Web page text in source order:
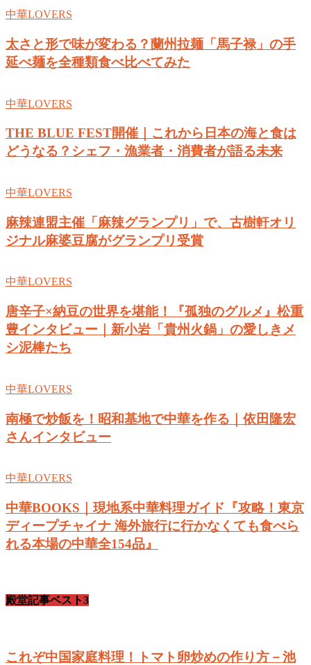
中華LOVERS
太さと形で味が変わる？蘭州拉麺「馬子禄」の手
延べ麺を全種類食べ比べてみた
中華LOVERS
THE BLUE FEST開催｜これから日本の海と食は
どうなる？シェフ・漁業者・消費者が語る未来
中華LOVERS
麻辣連盟主催「麻辣グランプリ」で、古樹軒オリ
ジナル麻婆豆腐がグランプリ受賞
中華LOVERS
唐辛子×納豆の世界を堪能！『孤独のグルメ』松重
豊インタビュー｜新小岩「貴州火鍋」の愛しきメ
シ泥棒たち
中華LOVERS
南極で炒飯を！昭和基地で中華を作る｜依田隆宏
さんインタビュー
中華LOVERS
中華BOOKS｜現地系中華料理ガイド『攻略！東京
ディープチャイナ 海外旅行に行かなくても食べら
れる本場の中華全154品』
殿堂記事ベスト3
これぞ中国家庭料理！トマト卵炒めの作り方－池